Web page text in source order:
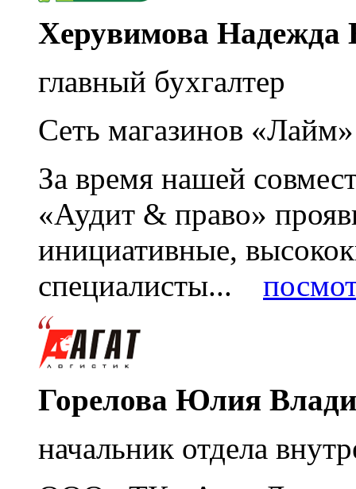
Херувимова Надежда
главный бухгалтер
Сеть магазинов «Лайм»
За время нашей
«Аудит & право»
инициативные,
специалисты...
Горелова Юлия
начальник отдела